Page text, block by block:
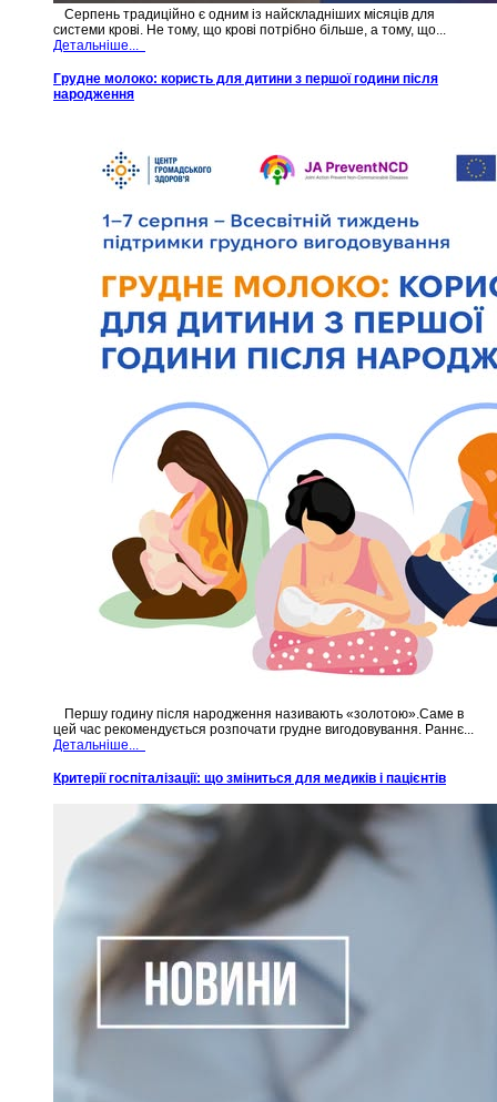
Серпень традиційно є одним із найскладніших місяців для
системи крові. Не тому, що крові потрібно більше, а тому, що...
Детальніше...
Грудне молоко: користь для дитини з першої години після
народження
Першу годину після народження називають «золотою».Саме в
цей час рекомендується розпочати грудне вигодовування. Раннє...
Детальніше...
Критерії госпіталізації: що зміниться для медиків і пацієнтів